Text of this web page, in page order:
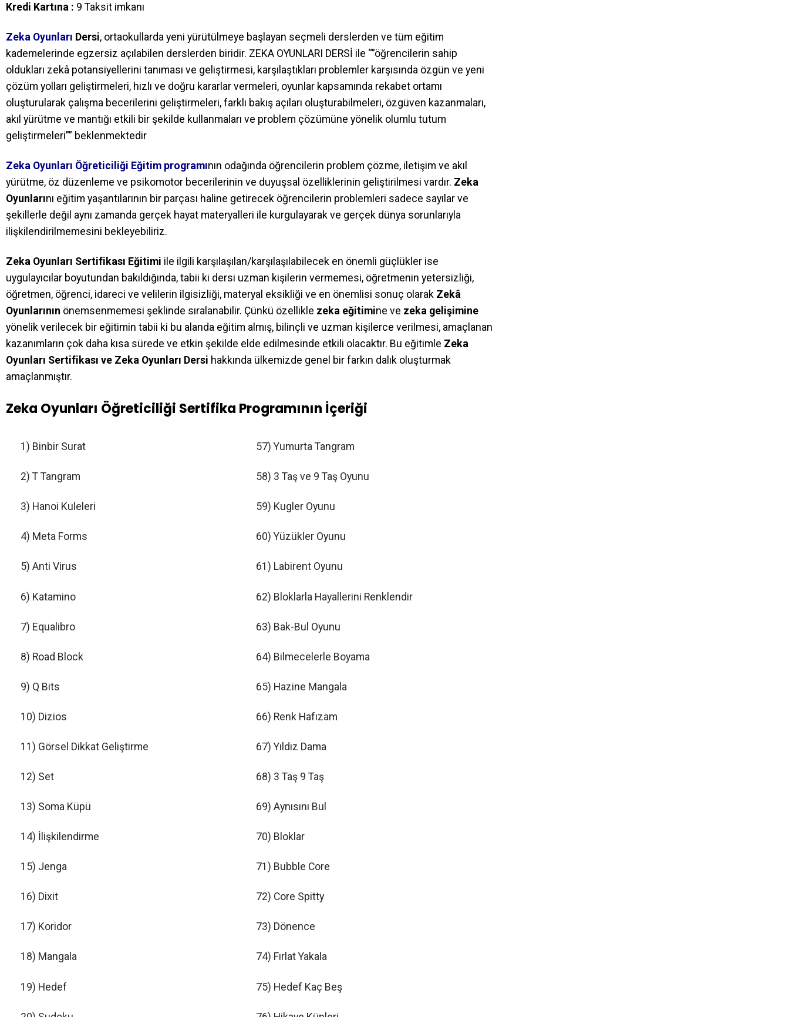
Kredi Kartına : 9 Taksit imkanı
Zeka Oyunları Dersi, ortaokullarda yeni yürütülmeye başlayan seçmeli derslerden ve tüm eğitim
kademelerinde egzersiz açılabilen derslerden biridir. ZEKA OYUNLARI DERSİ ile “”öğrencilerin sahip
oldukları zekâ potansiyellerini tanıması ve geliştirmesi, karşılaştıkları problemler karşısında özgün ve yeni
çözüm yolları geliştirmeleri, hızlı ve doğru kararlar vermeleri, oyunlar kapsamında rekabet ortamı
oluşturularak çalışma becerilerini geliştirmeleri, farklı bakış açıları oluşturabilmeleri, özgüven kazanmaları,
akıl yürütme ve mantığı etkili bir şekilde kullanmaları ve problem çözümüne yönelik olumlu tutum
geliştirmeleri”” beklenmektedir
Zeka Oyunları Öğreticiliği Eğitim programının odağında öğrencilerin problem çözme, iletişim ve akıl
yürütme, öz düzenleme ve psikomotor becerilerinin ve duyuşsal özelliklerinin geliştirilmesi vardır. Zeka
Oyunlarını eğitim yaşantılarının bir parçası haline getirecek öğrencilerin problemleri sadece sayılar ve
şekillerle değil aynı zamanda gerçek hayat materyalleri ile kurgulayarak ve gerçek dünya sorunlarıyla
ilişkilendirilmemesini bekleyebiliriz.
Zeka Oyunları Sertifikası Eğitimi ile ilgili karşılaşılan/karşılaşılabilecek en önemli güçlükler ise
uygulayıcılar boyutundan bakıldığında, tabii ki dersi uzman kişilerin vermemesi, öğretmenin yetersizliği,
öğretmen, öğrenci, idareci ve velilerin ilgisizliği, materyal eksikliği ve en önemlisi sonuç olarak Zekâ
Oyunlarının önemsenmemesi şeklinde sıralanabilir. Çünkü özellikle zeka eğitimine ve zeka gelişimine
yönelik verilecek bir eğitimin tabii ki bu alanda eğitim almış, bilinçli ve uzman kişilerce verilmesi, amaçlanan
kazanımların çok daha kısa sürede ve etkin şekilde elde edilmesinde etkili olacaktır. Bu eğitimle Zeka
Oyunları Sertifikası ve Zeka Oyunları Dersi hakkında ülkemizde genel bir farkın dalık oluşturmak
amaçlanmıştır.
Zeka Oyunları Öğreticiliği Sertifika Programının İçeriği
1) Binbir Surat
2) T Tangram
3) Hanoi Kuleleri
4) Meta Forms
5) Anti Virus
6) Katamino
7) Equalibro
8) Road Block
9) Q Bits
10) Dizios
11) Görsel Dikkat Geliştirme
12) Set
13) Soma Küpü
14) İlişkilendirme
15) Jenga
16) Dixit
17) Koridor
18) Mangala
19) Hedef
57) Yumurta Tangram
58) 3 Taş ve 9 Taş Oyunu
59) Kugler Oyunu
60) Yüzükler Oyunu
61) Labirent Oyunu
62) Bloklarla Hayallerini Renklendir
63) Bak-Bul Oyunu
64) Bilmecelerle Boyama
65) Hazine Mangala
66) Renk Hafızam
67) Yıldız Dama
68) 3 Taş 9 Taş
69) Aynısını Bul
70) Bloklar
71) Bubble Core
72) Core Spitty
73) Dönence
74) Fırlat Yakala
75) Hedef Kaç Beş